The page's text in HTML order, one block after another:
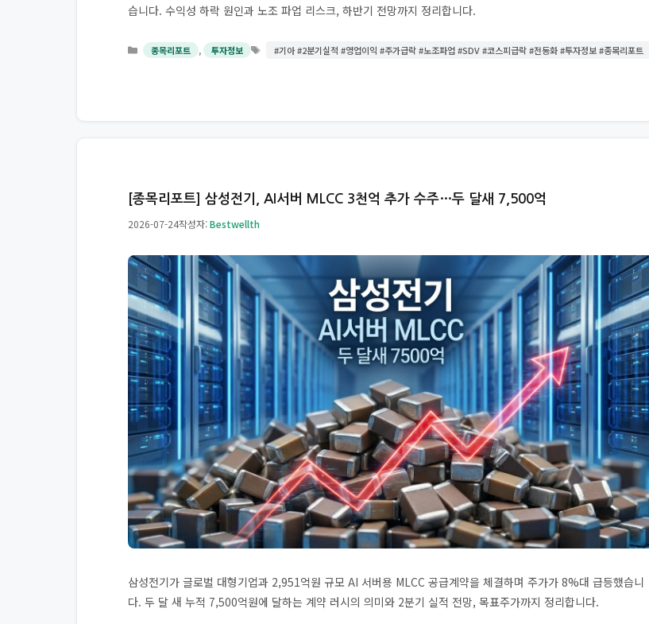
습니다. 수익성 하락 원인과 노조 파업 리스크, 하반기 전망까지 정리합니다.
카종목리포트 , 투자정보 #기아 #2분기실적 #영업이익 #주가급락 #노조파업 #SDV #코스피급락 #전동화 #투자정보 #종목리포트
[종목리포트] 삼성전기, AI서버 MLCC 3천억 추가 수주…두 달새 7,500억
2026-07-24작성자:Bestwellth
삼성전기가 글로벌 대형기업과 2,951억원 규모 AI 서버용 MLCC 공급계약을 체결하며 주가가 8%대 급등했습니
다. 두 달 새 누적 7,500억원에 달하는 계약 러시의 의미와 2분기 실적 전망, 목표주가까지 정리합니다.